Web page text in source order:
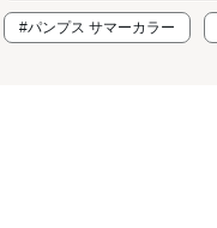
#パンプス サマーカラー